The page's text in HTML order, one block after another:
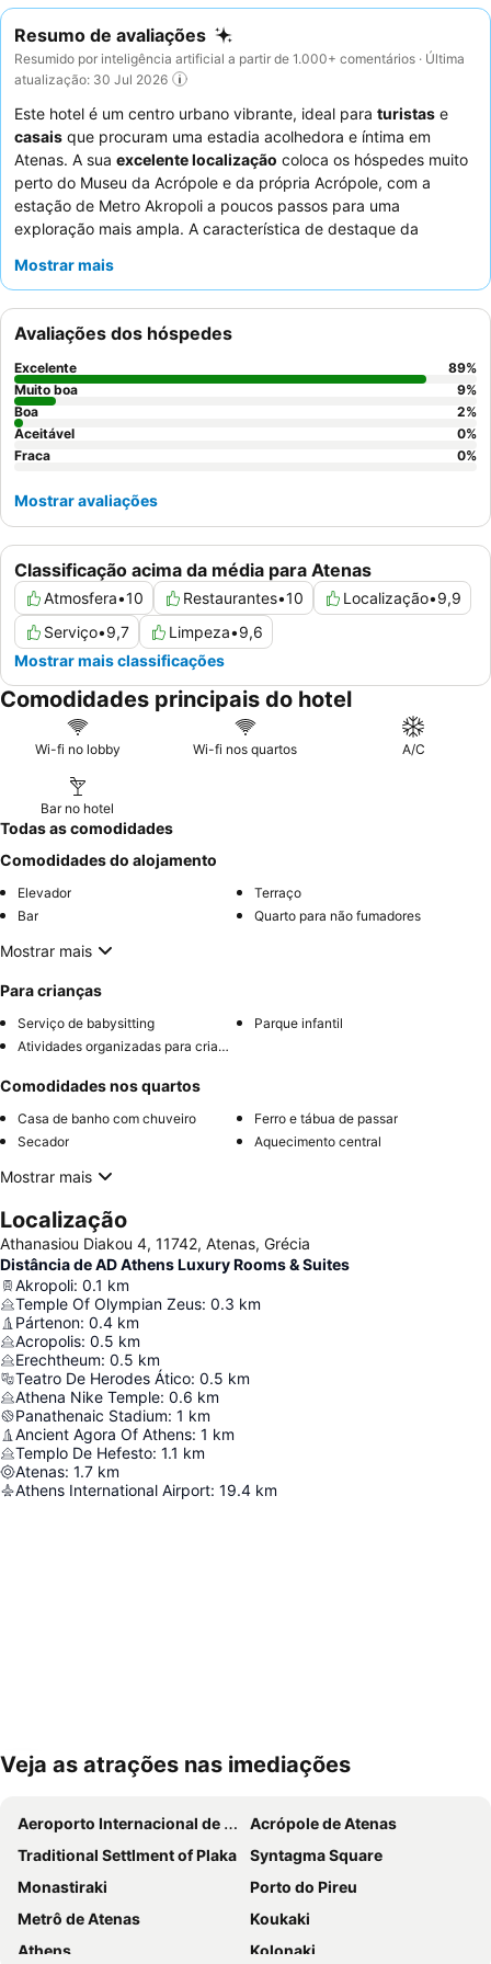
Resumo de avaliações
Resumido por inteligência artificial a partir de 1.000+ comentários · Última
atualização: 30 Jul 2026
Este hotel é um centro urbano vibrante, ideal para turistas e
casais que procuram uma estadia acolhedora e íntima em
Atenas. A sua excelente localização coloca os hóspedes muito
perto do Museu da Acrópole e da própria Acrópole, com a
estação de Metro Akropoli a poucos passos para uma
exploração mais ampla. A característica de destaque da
os hóspedes podem desfrutar de um pequeno-almoço variado e
hóspedes elogiam consistentemente os funcionários calorosos,
acolhedores e incrivelmente prestáveis, que contribuem para
uma atmosfera reconfortante e segura. Para a melhor
experiência, considere reservar um quarto num andar superior
para desfrutar de vistas panorâmicas e minimizar a potencial
transferência de ruído.
Mostrar mais
Classificação acima da média para Atenas
Atmosfera•10 Restaurantes•10 Localização•9,9
Serviço•9,7 Limpeza•9,6
Mostrar mais classificações
Avaliações dos hóspedes
Excelente 89%
Muito boa
9%
Boa
2%
Aceitável
0%
Fraca
0%
Mostrar avaliações
Comodidades principais do hotel
Wi-fi no lobby Wi-fi nos quartos A/C
Bar no hotel
Todas as comodidades
Comodidades do alojamento
Elevador
Terraço
Bar
Quarto para não fumadores
Mostrar mais
Para crianças
Serviço de babysitting
Parque infantil
Atividades organizadas para crianças
Comodidades nos quartos
Casa de banho com chuveiro
Ferro e tábua de passar
Secador
Aquecimento central
Mostrar mais
Localização
Athanasiou Diakou 4, 11742, Atenas, Grécia
Distância de AD Athens Luxury Rooms & Suites
Akropoli: 0.1 km
Temple Of Olympian Zeus: 0.3 km
Pártenon: 0.4 km
Acropolis: 0.5 km
Erechtheum: 0.5 km
Teatro De Herodes Ático: 0.5 km
Athena Nike Temple: 0.6 km
Panathenaic Stadium: 1 km
Ancient Agora Of Athens: 1 km
Templo De Hefesto: 1.1 km
Atenas: 1.7 km
Athens International Airport: 19.4 km
Ampliar mapa
Veja as atrações nas imediações
Aeroporto Internacional de Atenas
Acrópole de Atenas
Traditional Settlment of Plaka
Syntagma Square
Monastiraki
Porto do Pireu
Metrô de Atenas
Koukaki
Athens
Kolonaki